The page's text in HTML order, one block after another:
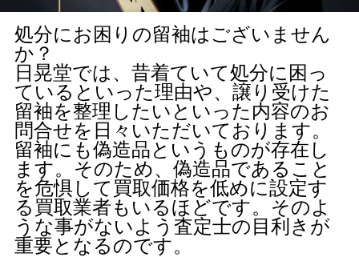
処分にお困りの留袖はございません
か？
日晃堂では、昔着ていて処分に困っ
ているといった理由や、譲り受けた
留袖を整理したいといった内容のお
問合せを日々いただいております。
留袖にも偽造品というものが存在し
ます。そのため、偽造品であること
を危惧して買取価格を低めに設定す
る買取業者もいるほどです。そのよ
うな事がないよう査定士の目利きが
重要となるのです。